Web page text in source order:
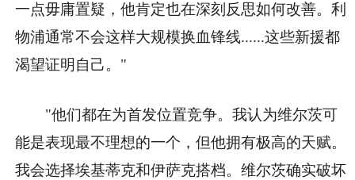
一点毋庸置疑，他肯定也在深刻反思如何改善。利
物浦通常不会这样大规模换血锋线......这些新援都
渴望证明自己。"
"他们都在为首发位置竞争。我认为维尔茨可
能是表现最不理想的一个，但他拥有极高的天赋。
我会选择埃基蒂克和伊萨克搭档。维尔茨确实破坏